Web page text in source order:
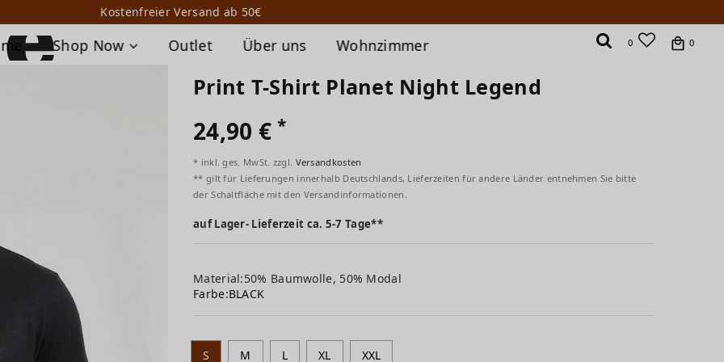
Kostenfreier Versand ab 50€
Shop Now Outlet Über uns Wohnzimmer 0 0
Print T-Shirt Planet Night Legend
24,90 €*
* inkl. ges. MwSt. zzgl. Versandkosten
** gilt für Lieferungen innerhalb Deutschlands, Lieferzeiten für andere Länder entnehmen Sie bitte
der Schaltfläche mit den Versandinformationen.
auf Lager- Lieferzeit ca. 5-7 Tage**
Material:50% Baumwolle, 50% Modal
Farbe:BLACK
S M L XL XXL